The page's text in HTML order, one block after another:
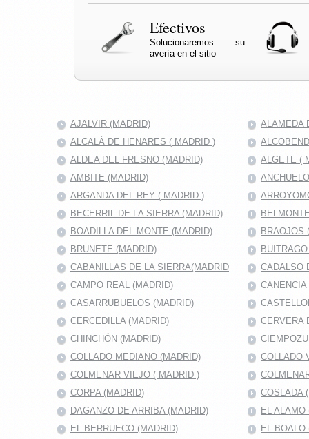
Efectivos
Solucionaremos su
avería en el sitio
AJALVIR (MADRID)
ALAMEDA
ALCALÁ DE HENARES ( MADRID )
ALDEA DEL FRESNO (MADRID)
ALGETE (
AMBITE (MADRID)
ARGANDA DEL REY ( MADRID )
BECERRIL DE LA SIERRA (MADRID)
BOADILLA DEL MONTE (MADRID)
BRAOJOS
BRUNETE (MADRID)
CABANILLAS DE LA SIERRA(MADRID
CADALSO
CAMPO REAL (MADRID)
CASARRUBUELOS (MADRID)
CERCEDILLA (MADRID)
CERVERA
CHINCHÓN (MADRID)
COLLADO MEDIANO (MADRID)
COLLADO
COLMENAR VIEJO ( MADRID )
CORPA (MADRID)
COSLADA
DAGANZO DE ARRIBA (MADRID)
EL ALAMO
EL BERRUECO (MADRID)
EL BOALO